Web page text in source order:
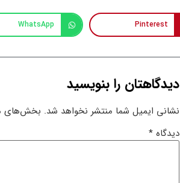
Pinterest
WhatsApp
دیدگاهتان را بنویسید
نشانی ایمیل شما منتشر نخواهد شد. بخش‌های
دیدگاه *